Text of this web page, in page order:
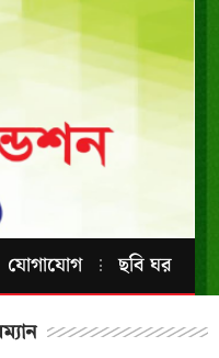
যোগাযোগ ছবি ঘর